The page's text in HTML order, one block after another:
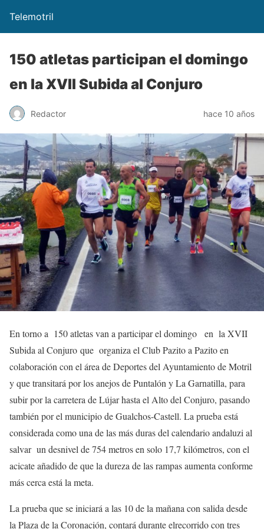
Telemotril
150 atletas participan el domingo
en la XVII Subida al Conjuro
Redactor hace 10 años
En torno a 150 atletas van a participar el domingo en la XVII
Subida al Conjuro que organiza el Club Pazito a Pazito en
colaboración con el área de Deportes del Ayuntamiento de Motril
y que transitará por los anejos de Puntalón y La Garnatilla, para
subir por la carretera de Lújar hasta el Alto del Conjuro, pasando
también por el municipio de Gualchos-Castell. La prueba está
considerada como una de las más duras del calendario andaluzi al
salvar un desnivel de 754 metros en solo 17,7 kilómetros, con el
acicate añadido de que la dureza de las rampas aumenta conforme
más cerca está la meta.
La prueba que se iniciará a las 10 de la mañana con salida desde
la Plaza de la Coronación, contará durante elrecorrido con tres